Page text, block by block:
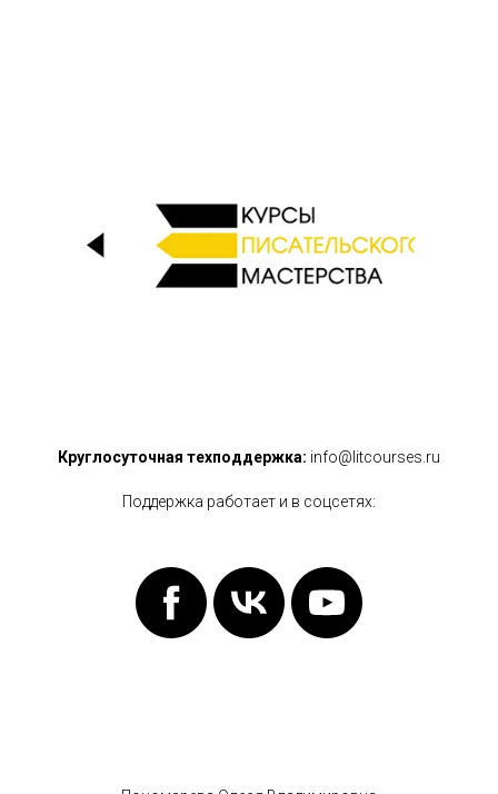
Круглосуточная техподдержка: info@litcourses.ru
Поддержка работает и в соцсетях: